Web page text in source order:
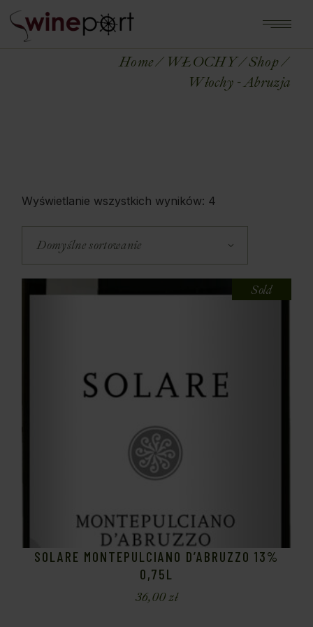
Home WŁOCHY
Shop
Włochy - Abruzja
Wyświetlanie wszystkich wyników: 4
Domyślne sortowanie
Sold
SOLARE MONTEPULCIANO D’ABRUZZO 13%
0,75L
36,00zł